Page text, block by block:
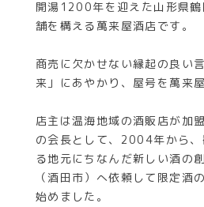
開湯1200年を迎えた山形県
舗を構える萬来屋酒店です。
商売に欠かせない縁起の良い
来」にあやかり、屋号を萬来
店主は温海地域の酒販店が加
の会長として、2004年から、
る地元にちなんだ新しい酒の
（酒田市）へ依頼して限定酒
始めました。